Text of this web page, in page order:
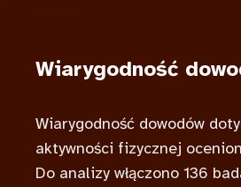
Wiarygodność
Wiarygodność dowodów
aktywności fizycznej
Do analizy włączono 136